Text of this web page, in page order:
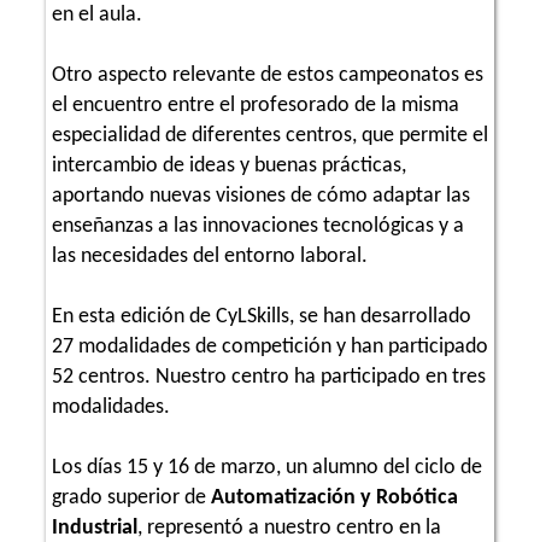
en el aula.
Otro aspecto relevante de estos campeonatos es
el encuentro entre el profesorado de la misma
especialidad de diferentes centros, que permite el
intercambio de ideas y buenas prácticas,
aportando nuevas visiones de cómo adaptar las
enseñanzas a las innovaciones tecnológicas y a
las necesidades del entorno laboral.
En esta edición de CyLSkills, se han desarrollado
27 modalidades de competición y han participado
52 centros. Nuestro centro ha participado en tres
modalidades.
Los días 15 y 16 de marzo, un alumno del ciclo de
grado superior de Automatización y Robótica
Industrial, representó a nuestro centro en la